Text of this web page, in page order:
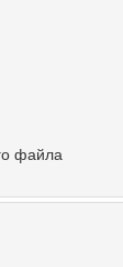
файла